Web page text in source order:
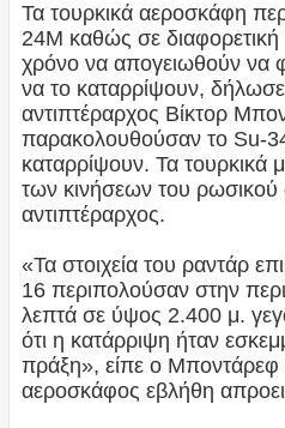
Τα τουρκικά αεροσκάφη
24M καθώς σε
χρόνο να απογειωθούν να
να το καταρρίψουν,
αντιπτέραρχος Βίκτορ
παρακολουθούσαν το Su-
καταρρίψουν. Τα τουρκικά
των κινήσεων του
αντιπτέραρχος.
«Τα στοιχεία του ραντάρ
16 περιπολούσαν στην
λεπτά σε ύψος 2.400 μ.
ότι η κατάρριψη ήταν
πράξη», είπε ο Μποντάρεφ
αεροσκάφος εβλήθη